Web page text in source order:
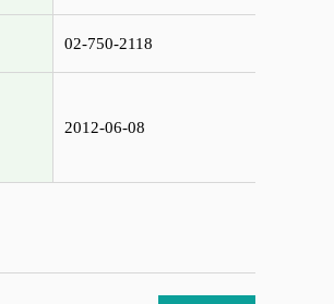
02-750-2118
2012-06-08